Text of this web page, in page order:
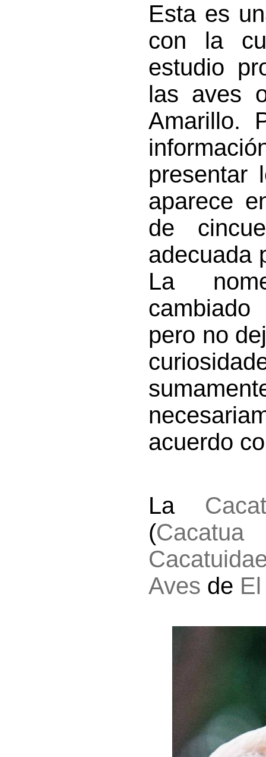
Esta es
con la
estudio
las aves
Amarillo.
presentar
aparece
de
adecuada
La
pero no
acuerdo
La
(Cacatua
Aves de